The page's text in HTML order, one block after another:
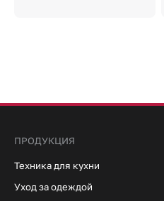
ПРОДУКЦИЯ
Техника для кухни
Уход за одеждой